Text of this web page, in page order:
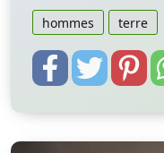
hommes terre